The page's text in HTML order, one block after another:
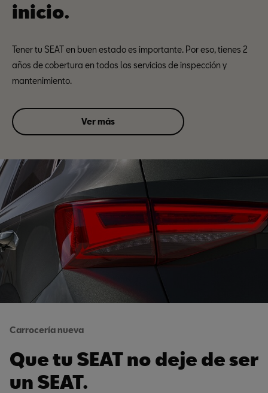
inicio.
Tener tu SEAT en buen estado es importante. Por eso, tienes 2
años de cobertura en todos los servicios de inspección y
mantenimiento.
Ver más
Carrocería nueva
Que tu SEAT no deje de ser
un SEAT.